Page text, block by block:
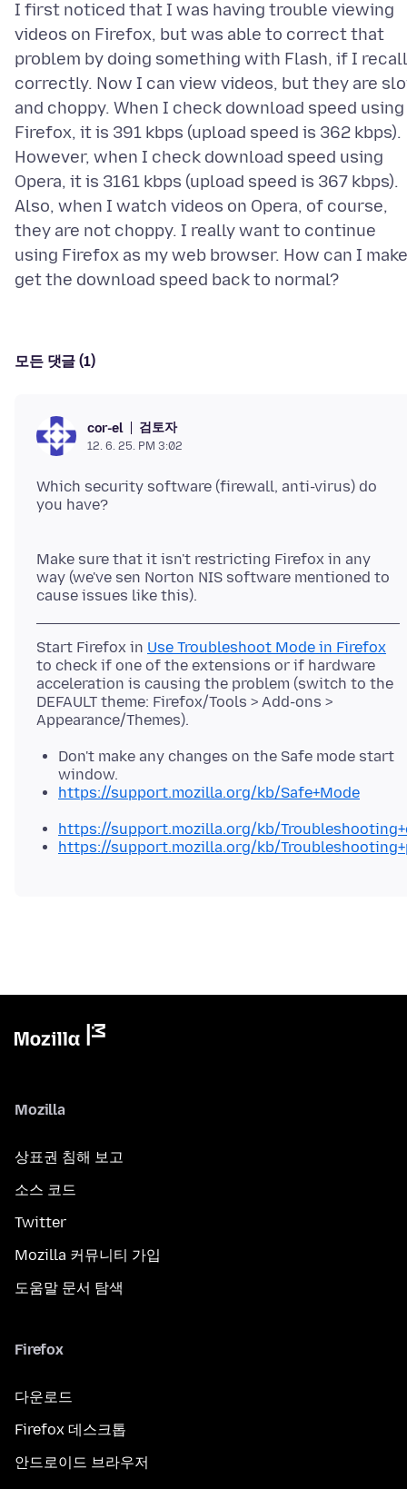
I first noticed that I was having trouble viewing
videos on Firefox, but was able to correct that
problem by doing something with Flash, if I recall
correctly. Now I can view videos, but they are
and choppy. When I check download speed using
Firefox, it is 391 kbps (upload speed is 362 kbps).
However, when I check download speed using
Opera, it is 3161 kbps (upload speed is 367 kbps).
Also, when I watch videos on Opera, of course,
they are not choppy. I really want to continue
using Firefox as my web browser. How can I make
모든 댓글 (1)
cor-el 검토자
12. 6. 25. PM 3:02
Which security software (firewall, anti-virus) do
you have?
Make sure that it isn't restricting Firefox in any
way (we've sen Norton NIS software mentioned to
Start Firefox in Use Troubleshoot Mode in Firefox
to check if one of the extensions or if hardware
acceleration is causing the problem (switch to the
DEFAULT theme: Firefox/Tools > Add-ons >
Don't make any changes on the Safe mode start
window.
https://support.mozilla.org/kb/Safe+Mode
https://support.mozilla.org/kb/
https://support.mozilla.org/kb/
Mozilla
상표권 침해 보고
소스 코드
Twitter
Mozilla 커뮤니티 가입
도움말 문서 탐색
Firefox
다운로드
Firefox 데스크톱
안드로이드 브라우저